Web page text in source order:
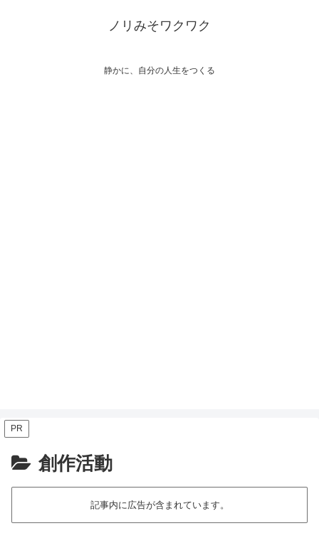
ノリみそワクワク
静かに、自分の人生をつくる
PR
創作活動
記事内に広告が含まれています。